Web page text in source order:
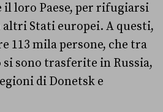
il loro Paese, per rifugiarsi
altri Stati europei. A questi,
113 mila persone, che tra
si sono trasferite in Russia,
di Donetsk e